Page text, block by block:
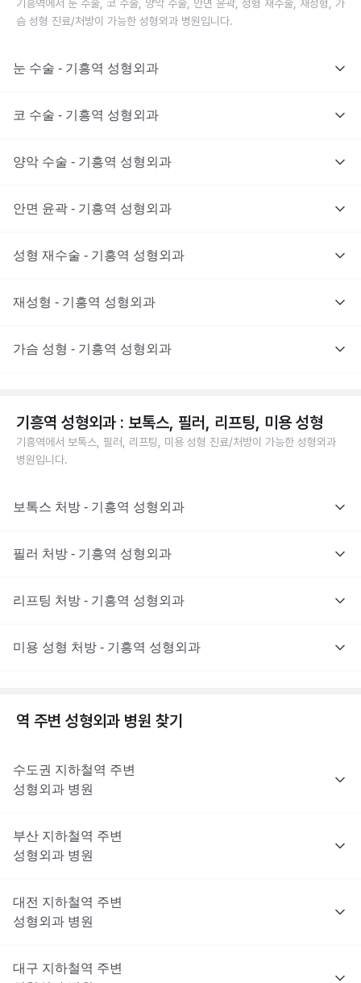
기흥역에서 눈 수술, 코 수술, 양악 수술, 안면 윤곽, 성형 재수술, 재성형, 가
슴 성형 진료/처방이 가능한 성형외과 병원입니다.
눈 수술 - 기흥역 성형외과
코 수술 - 기흥역 성형외과
양악 수술 - 기흥역 성형외과
안면 윤곽 - 기흥역 성형외과
성형 재수술 - 기흥역 성형외과
재성형 - 기흥역 성형외과
가슴 성형 - 기흥역 성형외과
기흥역 성형외과 : 보톡스, 필러, 리프팅, 미용 성형
기흥역에서 보톡스, 필러, 리프팅, 미용 성형 진료/처방이 가능한 성형외과
병원입니다.
보톡스 처방 - 기흥역 성형외과
필러 처방 - 기흥역 성형외과
리프팅 처방 - 기흥역 성형외과
미용 성형 처방 - 기흥역 성형외과
역 주변 성형외과 병원 찾기
수도권 지하철역 주변
성형외과 병원
부산 지하철역 주변
성형외과 병원
대전 지하철역 주변
성형외과 병원
대구 지하철역 주변